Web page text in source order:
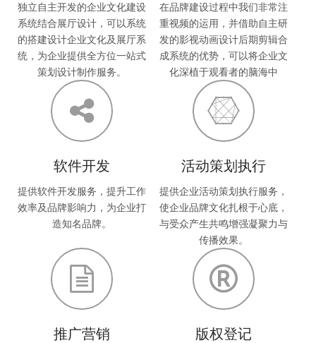
独立自主开发的企业文化建设
系统结合展厅设计，可以系统
的搭建设计企业文化及展厅系
统，为企业提供全方位一站式
策划设计制作服务。
在品牌建设过程中我们非常注
重视频的运用，并借助自主研
发的影视动画设计后期剪辑合
成系统的优势，可以将企业文
化深植于观看者的脑海中
软件开发
提供软件开发服务，提升工作
效率及品牌影响力，为企业打
造知名品牌。
活动策划执行
提供企业活动策划执行服务，
使企业品牌文化扎根于心底，
与受众产生共鸣增强凝聚力与
传播效果。
推广营销 版权登记